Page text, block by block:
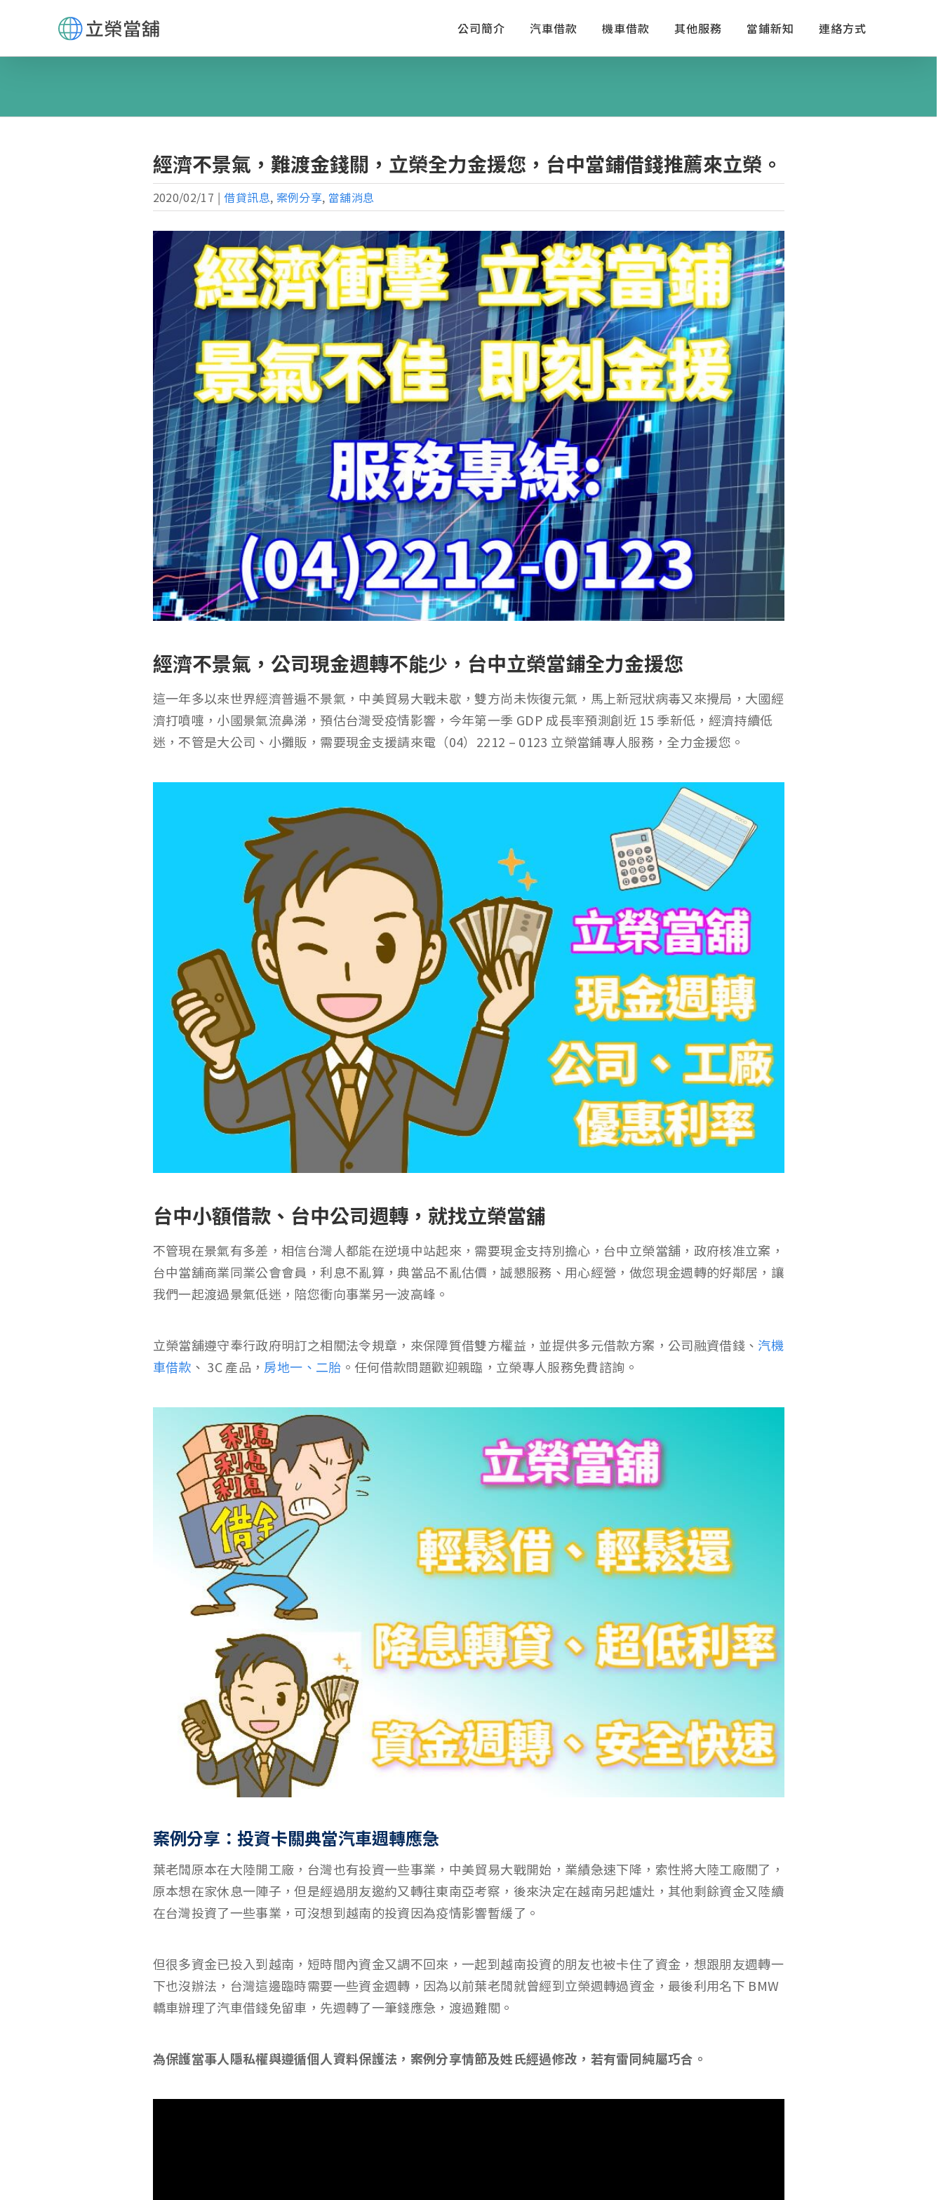
content
公司簡介 汽車借款 機車借款 其他服務 當鋪新知 連絡方式
經濟不景氣，難渡金錢關，立榮全力金援您，台中當鋪借錢推薦來立榮。
2020/02/17 | 借貸訊息, 案例分享, 當舖消息
經濟不景氣，公司現金週轉不能少，台中立榮當鋪全力金援您
這一年多以來世界經濟普遍不景氣，中美貿易大戰未歇，雙方尚未恢復元氣，馬上新冠狀病毒又來攪局，大國經
濟打噴嚏，小國景氣流鼻涕，預估台灣受疫情影響，今年第一季 GDP 成長率預測創近 15 季新低，經濟持續低
迷，不管是大公司、小攤販，需要現金支援請來電（04）2212 – 0123 立榮當鋪專人服務，全力金援您。
台中小額借款、台中公司週轉，就找立榮當舖
不管現在景氣有多差，相信台灣人都能在逆境中站起來，需要現金支持別擔心，台中立榮當舖，政府核准立案，
台中當舖商業同業公會會員，利息不亂算，典當品不亂估價，誠懇服務、用心經營，做您現金週轉的好鄰居，讓
我們一起渡過景氣低迷，陪您衝向事業另一波高峰。
立榮當舖遵守奉行政府明訂之相關法令規章，來保障質借雙方權益，並提供多元借款方案，公司融資借錢、 汽機
車借款 、 3C 產品， 房地一、二胎 。任何借款問題歡迎親臨，立榮專人服務免費諮詢。
案例分享：投資卡關典當汽車週轉應急
葉老闆原本在大陸開工廠，台灣也有投資一些事業，中美貿易大戰開始，業績急速下降，索性將大陸工廠關了，
原本想在家休息一陣子，但是經過朋友邀約又轉往東南亞考察，後來決定在越南另起爐灶，其他剩餘資金又陸續
在台灣投資了一些事業，可沒想到越南的投資因為疫情影響暫緩了。
但很多資金已投入到越南，短時間內資金又調不回來，一起到越南投資的朋友也被卡住了資金，想跟朋友週轉一
下也沒辦法，台灣這邊臨時需要一些資金週轉，因為以前葉老闆就曾經到立榮週轉過資金，最後利用名下 BMW
轎車辦理了汽車借錢免留車，先週轉了一筆錢應急，渡過難關。
為保護當事人隱私權與遵循個人資料保護法，案例分享情節及姓氏經過修改，若有雷同純屬巧合。